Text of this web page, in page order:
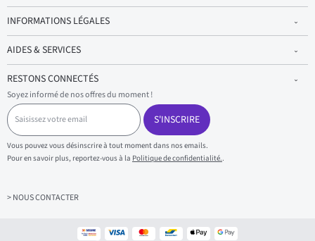
INFORMATIONS LÉGALES
AIDES & SERVICES
RESTONS CONNECTÉS
Soyez informé de nos offres du moment !
S
a
i
s
i
s
z
S'INSCRIRE
Vous pouvez vous désinscrire à tout moment dans nos emails.
Pour en savoir plus, reportez-vous à la Politique de confidentialité..
> NOUS CONTACTER